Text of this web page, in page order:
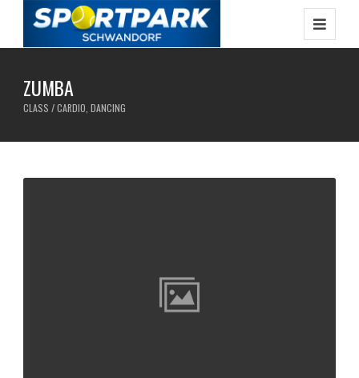
ZUMBA
CLASS / CARDIO, DANCING